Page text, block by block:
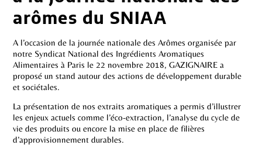
arômes du SNIAA
A l’occasion de la journée nationale des Arômes organisée par
notre Syndicat National des Ingrédients Aromatiques
Alimentaires à Paris le 22 novembre 2018, GAZIGNAIRE a
proposé un stand autour des actions de développement durable
et sociétales.
La présentation de nos extraits aromatiques a permis d’illustrer
les enjeux actuels comme l’éco-extraction, l’analyse du cycle de
vie des produits ou encore la mise en place de filières
d’approvisionnement durables.